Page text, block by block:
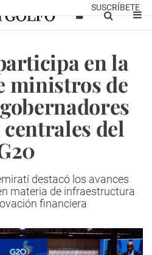
SUSCRÍBETE
en la
ministros de
centrales del
destacó los avances
materia de infraestructura
financiera